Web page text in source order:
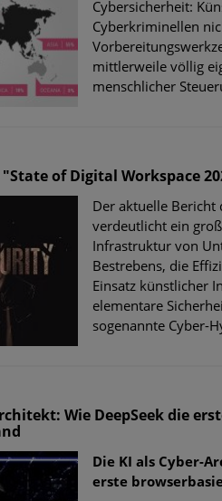
Cybersicherheit:
Cyberkriminellen
mittlerweile völlig
menschlicher
of Digital Workspace
Der aktuelle Bericht
verdeutlicht ein
Infrastruktur von
Bestrebens, die
Einsatz künstlicher
elementare
sogenannte Cyber-
Wie DeepSeek die
Die KI als Cyber-
erste